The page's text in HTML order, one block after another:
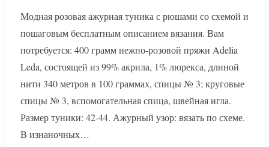
Модная розовая ажурная туника с рюшами со схемой и
пошаговым бесплатным описанием вязания. Вам
потребуется: 400 грамм нежно-розовой пряжи Adelia
Leda, состоящей из 99% акрила, 1% люрекса, длиной
нити 340 метров в 100 граммах, спицы № 3; круговые
спицы № 3, вспомогательная спица, швейная игла.
Размер туники: 42-44. Ажурный узор: вязать по схеме.
В изнаночных…